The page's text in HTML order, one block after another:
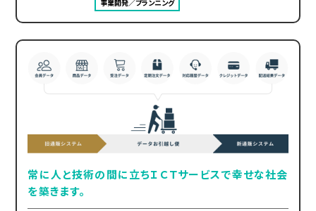
事業開発／プランニング
常に人と技術の間に立ちＩＣＴサービスで幸せな社会
を築きます。